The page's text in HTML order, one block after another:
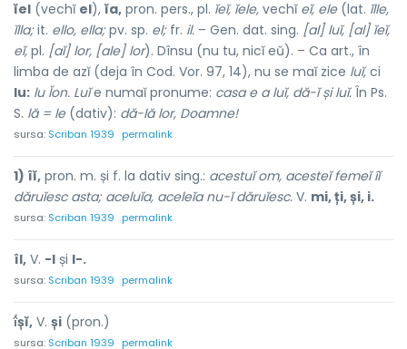
ĭel (vechĭ el), ĭa, pron. pers., pl. ĭeĭ, ĭele, vechĭ eĭ, ele(lat. ĭlle,
ĭlla;it. ello, ella;pv. sp. el;fr. il. – Gen. dat. sing. [al] luĭ, [al] ĭeĭ,
eĭ, pl. [aĭ] lor, [ale] lor). Dînsu (nu tu, nicĭ eŭ). – Ca art., în
limba de azĭ (deja în Cod. Vor. 97, 14), nu se maĭ zice luĭ, ci
lu: lu Ĭon. Luĭe numaĭ pronume: casa e a luĭ, dă-ĭ și luĭ. În Ps.
S. lă = le(dativ): dă-lă lor, Doamne!
sursa: Scriban 1939 permalink
1) îĭ, pron. m. și f. la dativ sing.: acestuĭ om, acesteĭ femeĭ îĭ
dăruĭesc asta; aceluĭa, aceleĭa nu-ĭ dăruĭesc. V. mi, ți, și, i.
sursa: Scriban 1939 permalink
îl, V. -l și l-.
sursa: Scriban 1939 permalink
î́șĭ, V. și (pron.)
sursa: Scriban 1939 permalink